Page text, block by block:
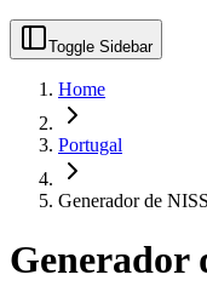
Toggle Sidebar
Home
Portugal
Generador de
Generador